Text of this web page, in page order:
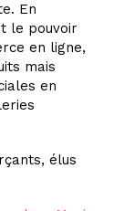
En
le pouvoir
en ligne,
mais
en
élus